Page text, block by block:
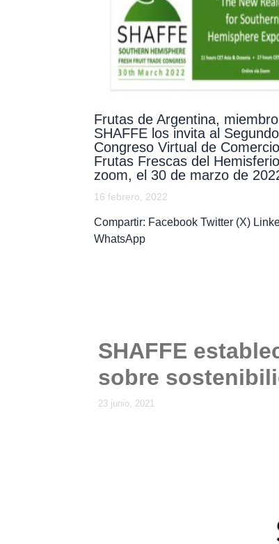
Frutas de Argentina,
SHAFFE los invita al Segundo
Congreso Virtual de
Frutas Frescas del
zoom, el 30 de marzo de
16 febrero, 2022
Compartir: Facebook Twitter (X)
WhatsApp
SHAFFE
sobre
23 junio, 2021